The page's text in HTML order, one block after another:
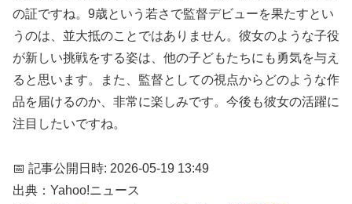
の証ですね。9歳という若さで監督デビューを果たすとい
うのは、並大抵のことではありません。彼女のような子役
が新しい挑戦をする姿は、他の子どもたちにも勇気を与え
ると思います。また、監督としての視点からどのような作
品を届けるのか、非常に楽しみです。今後も彼女の活躍に
注目したいですね。
📅 記事公開日時: 2026-05-19 13:49
出典：Yahoo!ニュース